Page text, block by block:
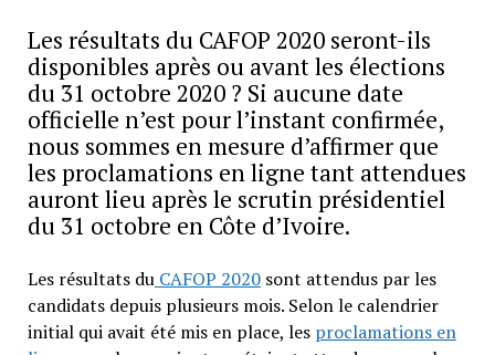
Les résultats du CAFOP 2020 seront-ils
disponibles après ou avant les élections
du 31 octobre 2020 ? Si aucune date
officielle n’est pour l’instant confirmée,
nous sommes en mesure d’affirmer que
les proclamations en ligne tant attendues
auront lieu après le scrutin présidentiel
du 31 octobre en Côte d’Ivoire.
Les résultats duCAFOP 2020sont attendus par les
candidats depuis plusieurs mois. Selon le calendrier
initial qui avait été mis en place, les proclamations en